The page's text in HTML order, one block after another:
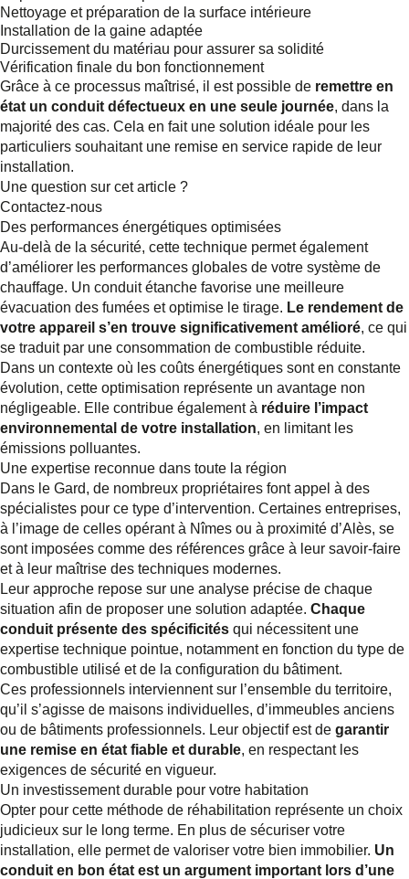
Nettoyage et préparation de la surface intérieure
Installation de la gaine adaptée
Durcissement du matériau pour assurer sa solidité
Vérification finale du bon fonctionnement
Grâce à ce processus maîtrisé, il est possible de remettre en
état un conduit défectueux en une seule journée, dans la
majorité des cas. Cela en fait une solution idéale pour les
particuliers souhaitant une remise en service rapide de leur
installation.
Une question sur cet article ?
Contactez-nous
Des performances énergétiques optimisées
Au-delà de la sécurité, cette technique permet également
d’améliorer les performances globales de votre système de
chauffage. Un conduit étanche favorise une meilleure
évacuation des fumées et optimise le tirage. Le rendement de
votre appareil s’en trouve significativement amélioré, ce qui
se traduit par une consommation de combustible réduite.
Dans un contexte où les coûts énergétiques sont en constante
évolution, cette optimisation représente un avantage non
négligeable. Elle contribue également à réduire l’impact
environnemental de votre installation, en limitant les
émissions polluantes.
Une expertise reconnue dans toute la région
Dans le Gard, de nombreux propriétaires font appel à des
spécialistes pour ce type d’intervention. Certaines entreprises,
à l’image de celles opérant à Nîmes ou à proximité d’Alès, se
sont imposées comme des références grâce à leur savoir-faire
et à leur maîtrise des techniques modernes.
Leur approche repose sur une analyse précise de chaque
situation afin de proposer une solution adaptée. Chaque
conduit présente des spécificités qui nécessitent une
expertise technique pointue, notamment en fonction du type de
combustible utilisé et de la configuration du bâtiment.
Ces professionnels interviennent sur l’ensemble du territoire,
qu’il s’agisse de maisons individuelles, d’immeubles anciens
ou de bâtiments professionnels. Leur objectif est de garantir
une remise en état fiable et durable, en respectant les
exigences de sécurité en vigueur.
Un investissement durable pour votre habitation
Opter pour cette méthode de réhabilitation représente un choix
judicieux sur le long terme. En plus de sécuriser votre
installation, elle permet de valoriser votre bien immobilier. Un
conduit en bon état est un argument important lors d’une